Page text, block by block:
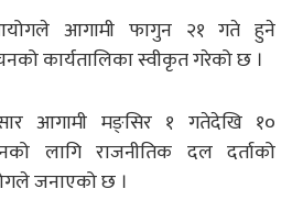
आगामी फागुन २१ गते हुने
कार्यतालिका स्वीकृत गरेको छ ।
आगामी मङ्सिर १ गतेदेखि १०
लागि राजनीतिक दल दर्ताको
जनाएको छ ।